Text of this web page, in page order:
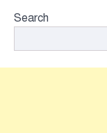
Search